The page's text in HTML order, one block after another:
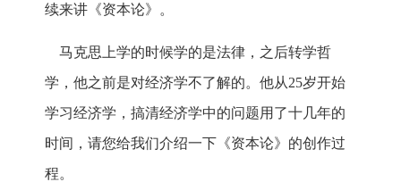
续来讲《资本论》。
马克思上学的时候学的是法律，之后转学哲
学，他之前是对经济学不了解的。他从25岁开始
学习经济学，搞清经济学中的问题用了十几年的
时间，请您给我们介绍一下《资本论》的创作过
程。